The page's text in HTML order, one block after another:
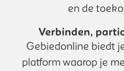
en de
Verbinden,
Gebiedonline biedt
platform waarop je